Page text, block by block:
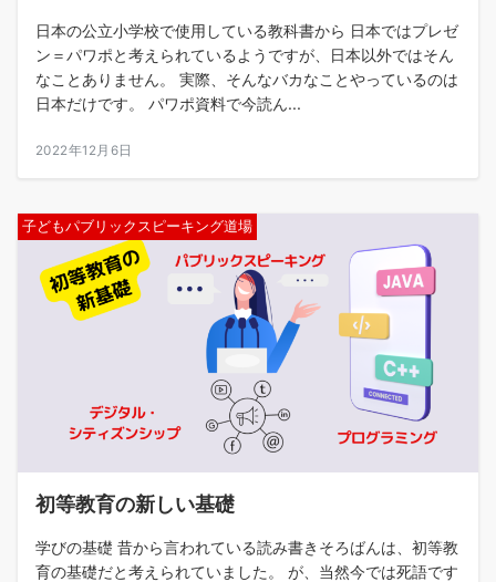
日本の公立小学校で使用している教科書から 日本ではプレゼ
ン＝パワポと考えられているようですが、日本以外ではそん
なことありません。 実際、そんなバカなことやっているのは
日本だけです。 パワポ資料で今読ん...
2022年12月6日
子どもパブリックスピーキング道場
初等教育の新しい基礎
学びの基礎 昔から言われている読み書きそろばんは、初等教
育の基礎だと考えられていました。 が、当然今では死語です